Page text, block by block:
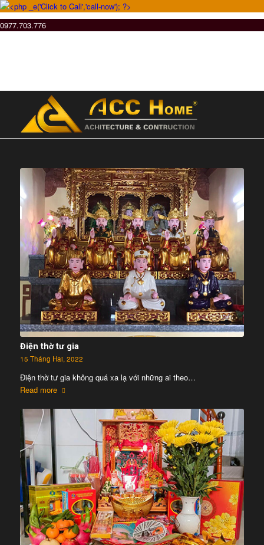
0977.703.776
Điện thờ tư gia
15 Tháng Hai, 2022
Điện thờ tư gia không quá xa lạ với những ai theo…
Read more